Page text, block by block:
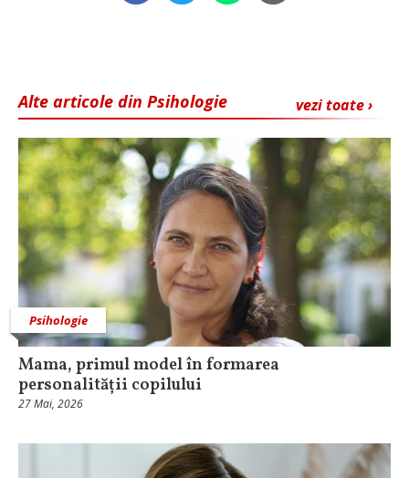
vezi toate ›
Alte articole din Psihologie
Psihologie
Mama, primul model în formarea
personalității copilului
27 Mai, 2026